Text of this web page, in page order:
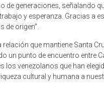
generaciones, señalando
y esperanza. Gracias a
origen”.
que mantiene Santa
un punto de encuentro
los venezolanos que han
cultural y humana a